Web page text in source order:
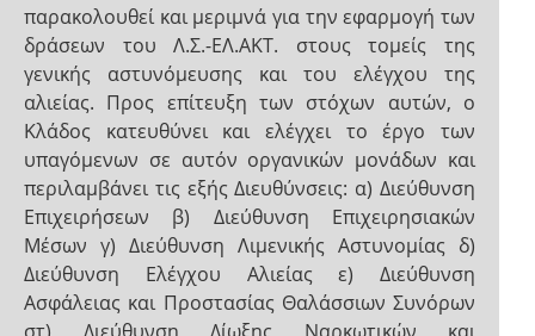
παρακολουθεί και μεριμνά για την εφαρμογή των
δράσεων του Λ.Σ.-ΕΛ.ΑΚΤ. στους τομείς της
γενικής αστυνόμευσης και του ελέγχου της
αλιείας. Προς επίτευξη των στόχων αυτών, ο
Κλάδος κατευθύνει και ελέγχει το έργο των
υπαγόμενων σε αυτόν οργανικών μονάδων και
περιλαμβάνει τις εξής Διευθύνσεις: α) Διεύθυνση
Επιχειρήσεων β) Διεύθυνση Επιχειρησιακών
Μέσων γ) Διεύθυνση Λιμενικής Αστυνομίας δ)
Διεύθυνση Ελέγχου Αλιείας ε) Διεύθυνση
Ασφάλειας και Προστασίας Θαλάσσιων Συνόρων